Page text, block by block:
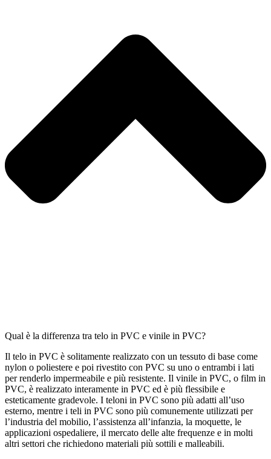
Qual è la differenza tra telo in PVC e vinile in PVC?
Il telo in PVC è solitamente realizzato con un tessuto di base come
nylon o poliestere e poi rivestito con PVC su uno o entrambi i lati
per renderlo impermeabile e più resistente. Il vinile in PVC, o film in
PVC, è realizzato interamente in PVC ed è più flessibile e
esteticamente gradevole. I teloni in PVC sono più adatti all’uso
esterno, mentre i teli in PVC sono più comunemente utilizzati per
l’industria del mobilio, l’assistenza all’infanzia, la moquette, le
applicazioni ospedaliere, il mercato delle alte frequenze e in molti
altri settori che richiedono materiali più sottili e malleabili.